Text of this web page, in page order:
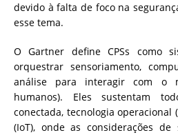
devido à falta de foco na
esse tema.
O Gartner define CPSs como
orquestrar sensoriamento,
análise para interagir com o
humanos). Eles sustentam
conectada, tecnologia operacional
(IoT), onde as considerações de